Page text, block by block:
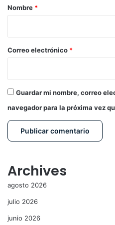
r
*
Nombre *
Correo electrónico *
Guardar mi nombre, correo
navegador para la próxima vez
Archives
agosto 2026
julio 2026
junio 2026